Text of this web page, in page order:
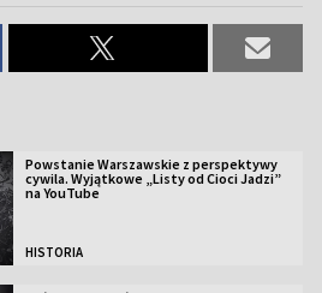
Powstanie Warszawskie z perspektywy
cywila. Wyjątkowe „Listy od Cioci Jadzi”
na YouTube
HISTORIA